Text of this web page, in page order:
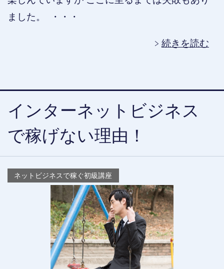
ました。 ・・・
続きを読む
インターネットビジネス
で稼げない理由！
ネットビジネスで稼ぐ初級講座